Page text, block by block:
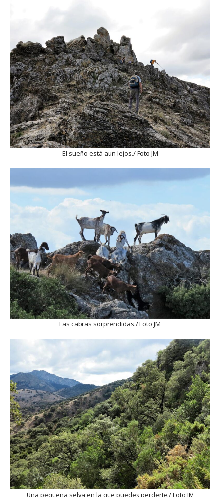
El sueño está aún lejos./ Foto JM
Las cabras sorprendidas./ Foto JM
Una pequeña selva en la que puedes perderte./ Foto JM